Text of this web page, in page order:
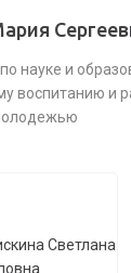
науке и
воспитанию и